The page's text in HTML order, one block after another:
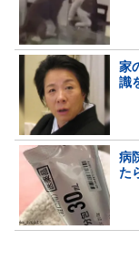
家
識
病
た